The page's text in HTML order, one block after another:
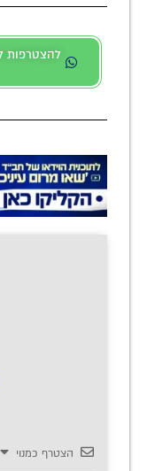
להצטרפות
הצטרף כמנוי